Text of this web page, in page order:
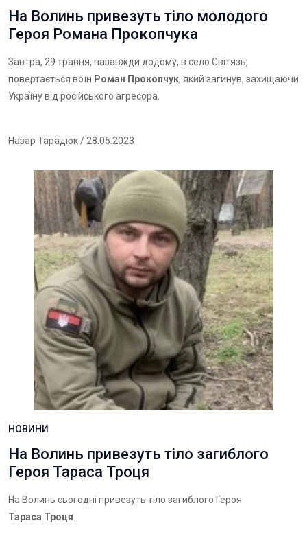
На Волинь привезуть тіло молодого
Героя Романа Прокопчука
Завтра, 29 травня, назавжди додому, в село Світязь,
повертається воїн Роман Прокопчук, який загинув, захищаючи
Україну від російського агресора.
Назар Тарадюк/ 28.05.2023
НОВИНИ
На Волинь привезуть тіло загиблого
Героя Тараса Троця
На Волинь сьогодні привезуть тіло загиблого Героя
Тараса Троця